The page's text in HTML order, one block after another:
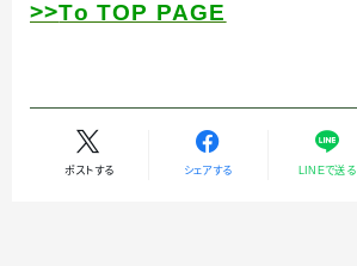
＞＞To TOP PAGE
ポストする シェアする LINEで送る